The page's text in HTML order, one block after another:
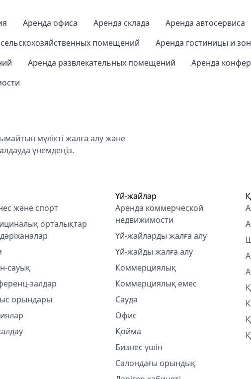
Аренда офиса Аренда склада Аренда автосервиса
помещений Аренда гостиницы и
Аренда развлекательных помещений Аренда
мүлікті жалға алу және
үнемдеңіз.
және спорт
орталықтар
сауық
залдар
орындары
Үй-жайлар
Аренда коммерческой
недвижимости
Үй-жайларды жалға алу
Үй-жайды жалға алу
Коммерциялық
Коммерциялық емес
Сауда
Офис
Қойма
Бизнес үшін
Салондағы орындық